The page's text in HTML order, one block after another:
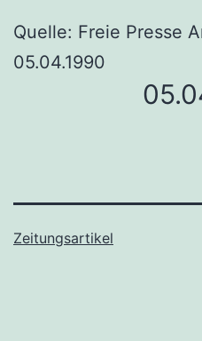
Quelle: Freie Presse
05.04.1990
Zeitungsartikel